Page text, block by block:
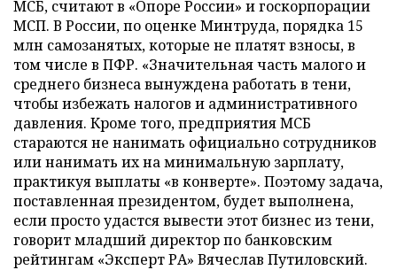
МСБ, считают в «Опоре России» и госкорпорации
МСП. В России, по оценке Минтруда, порядка 15
млн самозанятых, которые не платят взносы, в
том числе в ПФР. «Значительная часть малого и
среднего бизнеса вынуждена работать в тени,
чтобы избежать налогов и административного
давления. Кроме того, предприятия МСБ
стараются не нанимать официально сотрудников
или нанимать их на минимальную зарплату,
практикуя выплаты «в конверте». Поэтому задача,
поставленная президентом, будет выполнена,
если просто удастся вывести этот бизнес из тени,
говорит младший директор по банковским
рейтингам «Эксперт РА» Вячеслав Путиловский.